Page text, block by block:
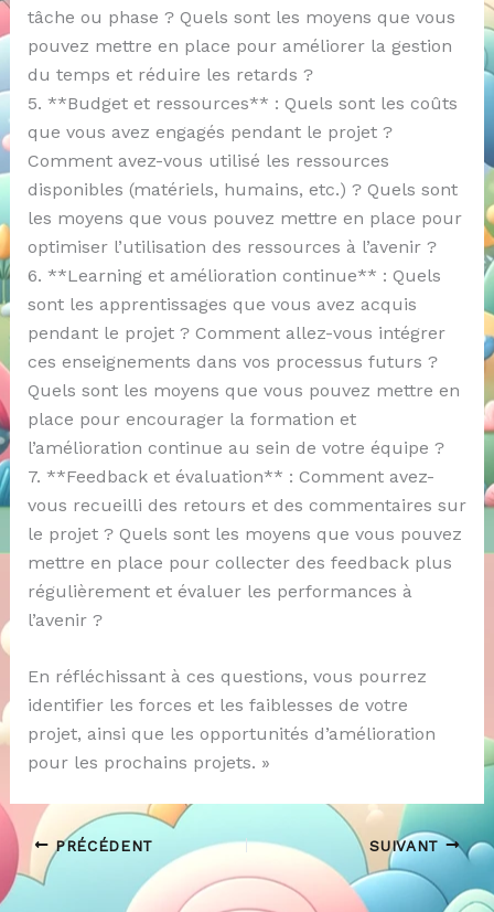
tâche ou phase ? Quels sont les moyens que vous
pouvez mettre en place pour améliorer la gestion
du temps et réduire les retards ?
5. **Budget et ressources** : Quels sont les coûts
que vous avez engagés pendant le projet ?
Comment avez-vous utilisé les ressources
disponibles (matériels, humains, etc.) ? Quels sont
les moyens que vous pouvez mettre en place pour
optimiser l’utilisation des ressources à l’avenir ?
6. **Learning et amélioration continue** : Quels
sont les apprentissages que vous avez acquis
pendant le projet ? Comment allez-vous intégrer
ces enseignements dans vos processus futurs ?
Quels sont les moyens que vous pouvez mettre en
place pour encourager la formation et
l’amélioration continue au sein de votre équipe ?
7. **Feedback et évaluation** : Comment avez-
vous recueilli des retours et des commentaires sur
le projet ? Quels sont les moyens que vous pouvez
mettre en place pour collecter des feedback plus
régulièrement et évaluer les performances à
l’avenir ?
En réfléchissant à ces questions, vous pourrez
identifier les forces et les faiblesses de votre
projet, ainsi que les opportunités d’amélioration
pour les prochains projets. »
PRÉCÉDENT SUIVANT